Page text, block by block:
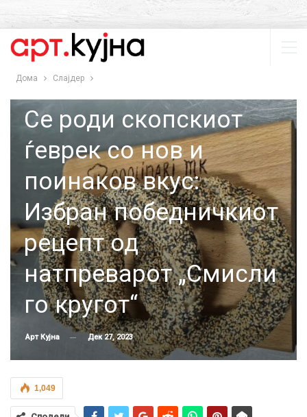
Дома Слајдер
СЛАЈДЕР ТОП 5
Се роди скопскиот
ѓеврек со нов и
поинаков вкус:
Избран победничкиот
рецепт од
натпреварот „Смисли
го кругот“
Арт Кујна Дек 27, 2023
1,049